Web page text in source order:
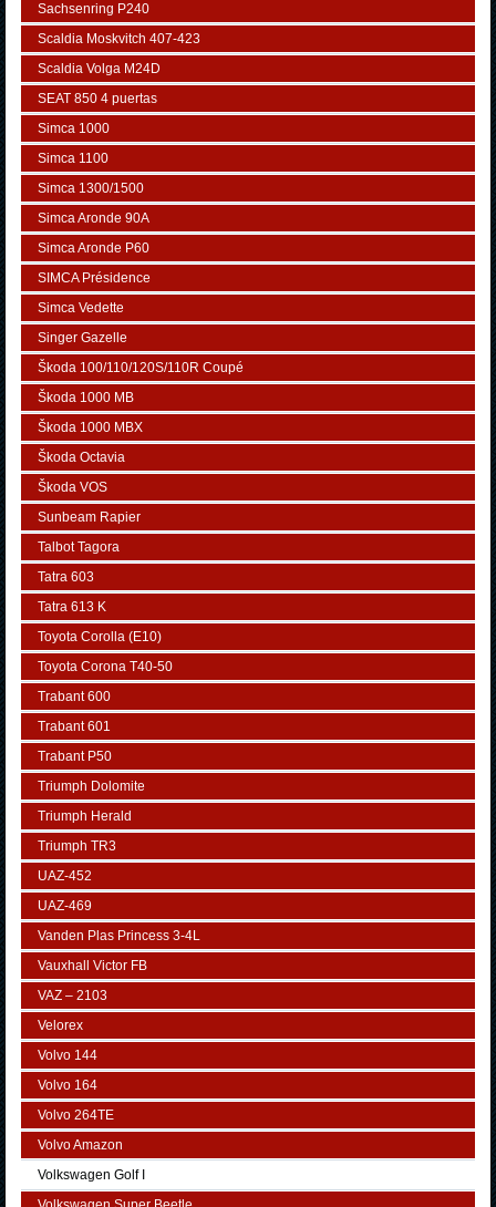
Sachsenring P240
Scaldia Moskvitch 407-423
Scaldia Volga M24D
SEAT 850 4 puertas
Simca 1000
Simca 1100
Simca 1300/1500
Simca Aronde 90A
Simca Aronde P60
SIMCA Présidence
Simca Vedette
Singer Gazelle
Škoda 100/110/120S/110R Coupé
Škoda 1000 MB
Škoda 1000 MBX
Škoda Octavia
Škoda VOS
Sunbeam Rapier
Talbot Tagora
Tatra 603
Tatra 613 K
Toyota Corolla (E10)
Toyota Corona T40-50
Trabant 600
Trabant 601
Trabant P50
Triumph Dolomite
Triumph Herald
Triumph TR3
UAZ-452
UAZ-469
Vanden Plas Princess 3-4L
Vauxhall Victor FB
VAZ – 2103
Velorex
Volvo 144
Volvo 164
Volvo 264TE
Volvo Amazon
Volkswagen Golf I